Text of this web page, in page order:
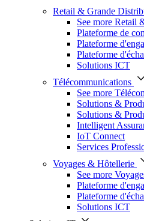
Retail & Grande
See more Retail
Plateforme de
Plateforme
Plateforme
Solutions ICT
Télécommunications
See more
Solutions &
Solutions &
Intelligent
IoT Connect
Services
Voyages & Hôtellerie
See more
Plateforme
Plateforme
Solutions ICT